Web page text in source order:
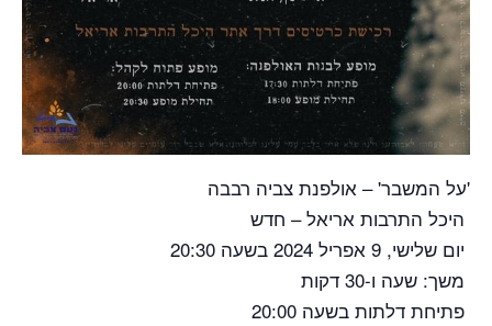
'על המשבר' – אולפנת צביה רבבה
היכל התרבות אריאל – חדש
יום שלישי, 9 אפריל 2024
בשעה 20:30
משך: שעה ו-30 דקות
פתיחת דלתות בשעה 20:00